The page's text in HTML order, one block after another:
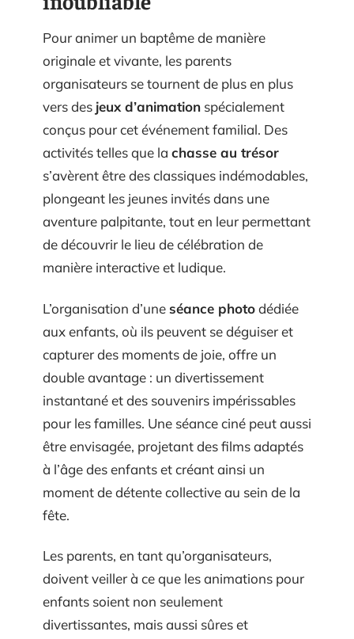
Pour animer un baptême de manière
originale et vivante, les parents
organisateurs se tournent de plus en plus
vers des jeux d’animation spécialement
conçus pour cet événement familial. Des
activités telles que la chasse au trésor
s’avèrent être des classiques indémodables,
plongeant les jeunes invités dans une
aventure palpitante, tout en leur permettant
de découvrir le lieu de célébration de
manière interactive et ludique.
L’organisation d’uneséance photodédiée
aux enfants, où ils peuvent se déguiser et
capturer des moments de joie, offre un
double avantage : un divertissement
instantané et des souvenirs impérissables
pour les familles. Une séance ciné peut aussi
être envisagée, projetant des films adaptés
à l’âge des enfants et créant ainsi un
moment de détente collective au sein de la
fête.
Les parents, en tant qu’organisateurs,
doivent veiller à ce que les animations pour
enfants soient non seulement
divertissantes, mais aussi sûres et